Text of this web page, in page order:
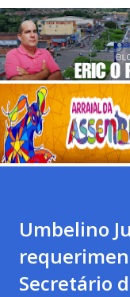
Pular
Umbelino
Secretário